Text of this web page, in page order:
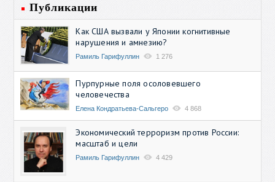
Публикации
Как США вызвали у Японии когнитивные
нарушения и амнезию?
Рамиль Гарифуллин 1 276
Пурпурные поля осоловевшего
человечества
Елена Кондратьева-Сальгеро 4 868
Экономический терроризм против России:
масштаб и цели
Рамиль Гарифуллин 4 429